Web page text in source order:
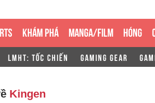
KHÁM PHÁ MANGA/FILM HÓNG
LMHT: TỐC CHIẾN GAMING GEAR
Kingen